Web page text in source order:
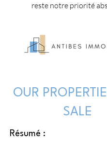
reste notre priorité
OUR
SALE
Résumé :